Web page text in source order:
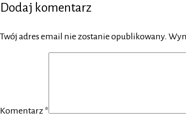
Dodaj komentarz
Twój adres email nie zostanie opublikowany.
Komentarz *